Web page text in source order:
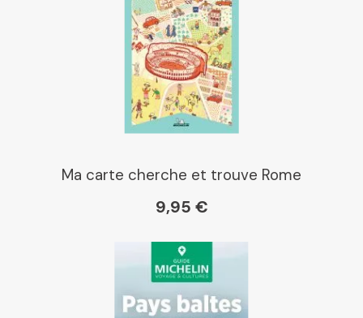
Ma carte cherche et trouve Rome
9,95 €